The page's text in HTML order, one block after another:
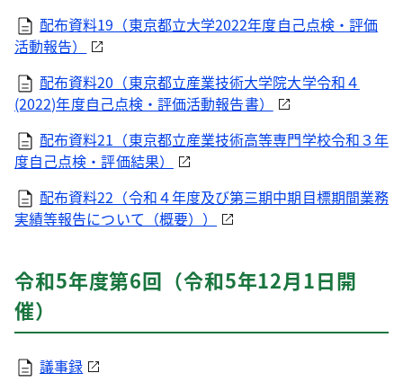
配布資料19（東京都立大学2022年度自己点検・評価
活動報告）
配布資料20（東京都立産業技術大学院大学令和４
(2022)年度自己点検・評価活動報告書）
配布資料21（東京都立産業技術高等専門学校令和３年
度自己点検・評価結果）
配布資料22（令和４年度及び第三期中期目標期間業務
実績等報告について（概要））
令和5年度第6回（令和5年12月1日開
催）
議事録